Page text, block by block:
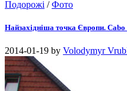
Подорожі /Фото
Найзахідніша точка Європи. Cabo
2014-01-19 by Volodymyr